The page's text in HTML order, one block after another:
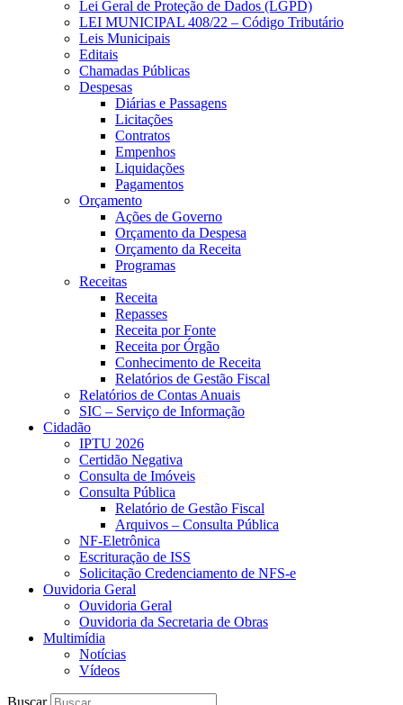
Lei Geral de Proteção de Dados (LGPD)
LEI MUNICIPAL 408/22 – Código Tributário
Leis Municipais
Editais
Chamadas Públicas
Despesas
Diárias e Passagens
Licitações
Contratos
Empenhos
Liquidações
Pagamentos
Orçamento
Ações de Governo
Orçamento da Despesa
Orçamento da Receita
Programas
Receitas
Receita
Repasses
Receita por Fonte
Receita por Órgão
Conhecimento de Receita
Relatórios de Gestão Fiscal
Relatórios de Contas Anuais
SIC – Serviço de Informação
Cidadão
IPTU 2026
Certidão Negativa
Consulta de Imóveis
Consulta Pública
Relatório de Gestão Fiscal
Arquivos – Consulta Pública
NF-Eletrônica
Escrituração de ISS
Solicitação Credenciamento de NFS-e
Ouvidoria Geral
Ouvidoria Geral
Ouvidoria da Secretaria de Obras
Multimídia
Notícias
Vídeos
Buscar